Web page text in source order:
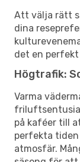
Att välja rätt
dina
det en
Högtrafik:
Varma
på kaféer till
perfekta
atmosfär.